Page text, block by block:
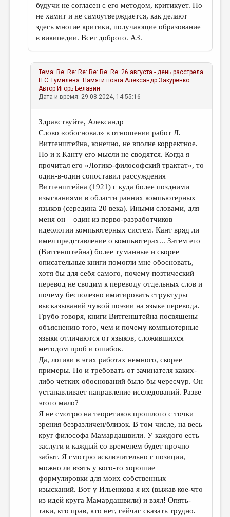
будучи не согласен с его методом, критикует. Но
не хамит и не самоутверждается, как делают
здесь многие критики, получающие образование
в википедии. Всег доброго. АЗ.
Тема: Re: Re: Re: Re: Re: Re: 26 августа - день расстрела
Н.С. Гумилева. Памяти поэта Александр Закуренко
Автор Игорь Белавин
Дата и время: 29.08.2024, 14:55:16
Здравствуйте, Александр
Слово «обосновал» в отношении работ Л.
Витгенштейна, конечно, не вполне корректное.
Но и к Канту его мысли не сводятся. Когда я
прочитал его «Логико-философский трактат», то
один-в-один сопоставил рассуждения
Витгенштейна (1921) с куда более поздними
изысканиями в области ранних компьютерных
языков (середина 20 века). Иными словами, для
меня он – один из перво-разработчиков
идеологии компьютерных систем. Кант вряд ли
имел представление о компьютерах... Затем его
(Витгенштейна) более туманные и скорее
описательные книги помогли мне обосновать,
хотя бы для себя самого, почему поэтический
перевод не сводим к переводу отдельных слов и
почему бесполезно имитировать структуры
высказываний чужой поэзии на языке перевода.
Грубо говоря, книги Витгенштейна посвящены
объяснению того, чем и почему компьютерные
языки отличаются от языков, сложившихся
методом проб и ошибок.
Да, логики в этих работах немного, скорее
примеры. Но и требовать от зачинателя каких-
либо четких обоснований было бы чересчур. Он
устанавливает направление исследований. Разве
этого мало?
Я не смотрю на теоретиков прошлого с точки
зрения безразличен/близок. В том числе, на весь
круг философа Мамардашвили. У каждого есть
заслуги и каждый со временем будет прочно
забыт. Я смотрю исключительно с позиции,
можно ли взять у кого-то хорошие
формулировки для моих собственных
изысканий. Вот у Ильенкова я их (выжав кое-что
из идей круга Мамардашвили) и взял! Опять-
таки, кто прав, кто нет, сейчас сказать трудно.